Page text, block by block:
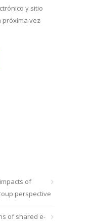
y sitio
próxima vez
of
perspective
of shared e-